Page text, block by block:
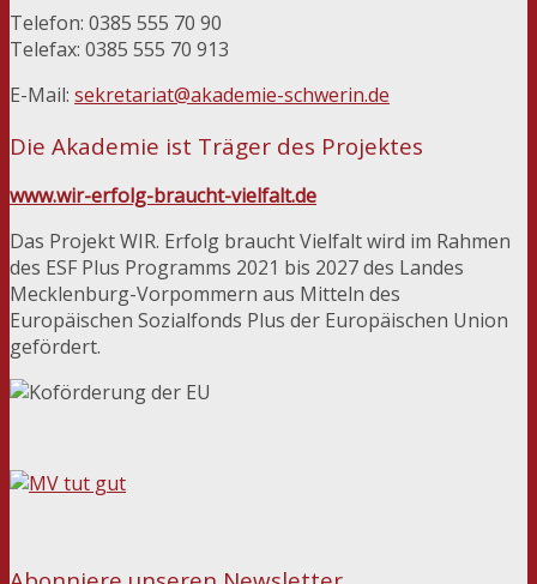
Telefon: 0385 555 70 90
Telefax: 0385 555 70 913
E-Mail: sekretariat@akademie-schwerin.de
Die Akademie ist Träger des Projektes
www.wir-erfolg-braucht-vielfalt.de
Das Projekt WIR. Erfolg braucht Vielfalt wird im Rahmen
des ESF Plus Programms 2021 bis 2027 des Landes
Mecklenburg-Vorpommern aus Mitteln des
Europäischen Sozialfonds Plus der Europäischen Union
gefördert.